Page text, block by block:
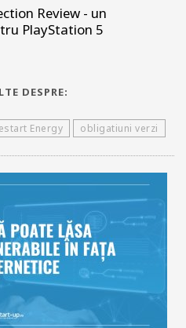
Review - un
PlayStation 5
DESPRE:
Energy obligatiuni verzi